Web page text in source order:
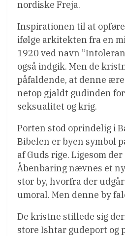
nordiske Freja.
Inspirationen til at
ifølge arkitekten fra en
1920 ved navn
også indgik. Men de
påfaldende, at denne
netop gjaldt gudinden
seksualitet og krig.
Porten stod oprindelig i
Bibelen er byen symbol
af Guds rige. Ligesom der
Åbenbaring nævnes et
stor by, hvorfra der
umoral. Men denne by
De kristne stillede sig
store Ishtar gudeport og